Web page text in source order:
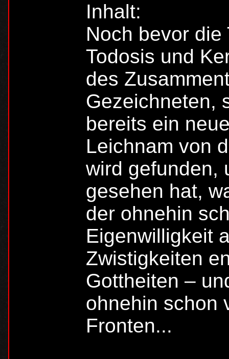
Inhalt:
Noch bevor
Todosis und
des
Gezeichneten,
bereits ein
Leichnam von
wird gefunden,
gesehen hat,
der ohnehin
Eigenwilligkeit
Zwistigkeiten
Gottheiten –
ohnehin schon
Fronten...